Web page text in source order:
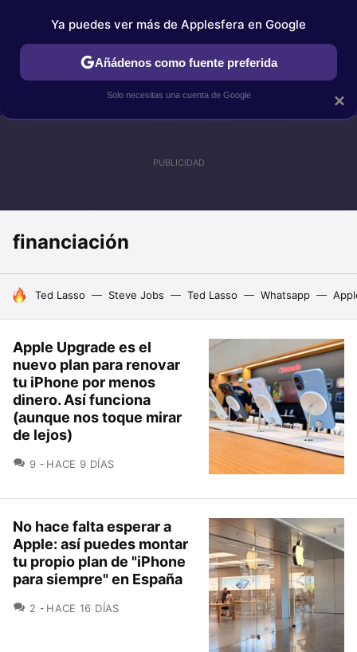
IPHONE TUTORIALES APPLESFERA SELECCIÓN
financiación
HOY SE HABLA DE
Ted Lasso Steve Jobs Ted Lasso Whatsapp
Apple Upgrade es el
nuevo plan para renovar
tu iPhone por menos
dinero. Así funciona
(aunque nos toque mirar
de lejos)
9 COMENTARIOS
HACE 9 DÍAS
No hace falta esperar a
Apple: así puedes montar
tu propio plan de "iPhone
para siempre" en España
2 COMENTARIOS
HACE 16 DÍAS
×
Ya puedes ver más de Applesfera en Google
Añádenos como fuente preferida
Solo necesitas una cuenta de Google